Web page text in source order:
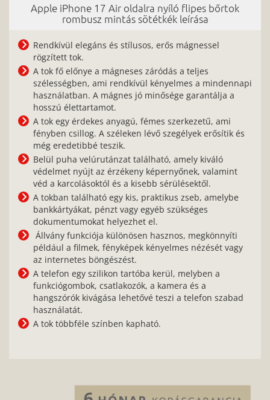
Apple iPhone 17 Air oldalra nyíló flipes bőrtok
rombusz mintás sötétkék leírása
Rendkívül elegáns és stílusos, erős mágnessel
rögzített tok.
A tok fő előnye a mágneses záródás a teljes
szélességben, ami rendkívül kényelmes a mindennapi
használatban. A mágnes jó minősége garantálja a
hosszú élettartamot.
A tok egy érdekes anyagú, fémes szerkezetű, ami
fényben csillog. A széleken lévő szegélyek erősítik és
még eredetibbé teszik.
Belül puha velúrutánzat található, amely kiváló
védelmet nyújt az érzékeny képernyőnek, valamint
véd a karcolásoktól és a kisebb sérülésektől.
A tokban található egy kis, praktikus zseb, amelybe
bankkártyákat, pénzt vagy egyéb szükséges
dokumentumokat helyezhet el.
Állvány funkciója különösen hasznos, megkönnyíti
például a filmek, fényképek kényelmes nézését vagy
az internetes böngészést.
A telefon egy szilikon tartóba kerül, melyben a
funkciógombok, csatlakozók, a kamera és a
hangszórók kivágása lehetővé teszi a telefon szabad
használatát.
A tok többféle színben kapható.